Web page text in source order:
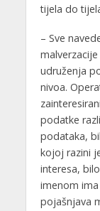
tijela do
– Sve
udruženja
nivoa.
podatke
podataka,
kojoj razini
interesa,
imenom
pojašnjava